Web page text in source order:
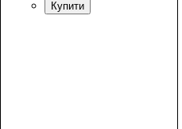
Купити